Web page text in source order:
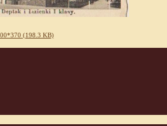
(198.3 KB)